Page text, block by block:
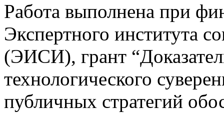
Работа выполнена при
Экспертного института
(ЭИСИ), грант
технологического
публичных стратегий